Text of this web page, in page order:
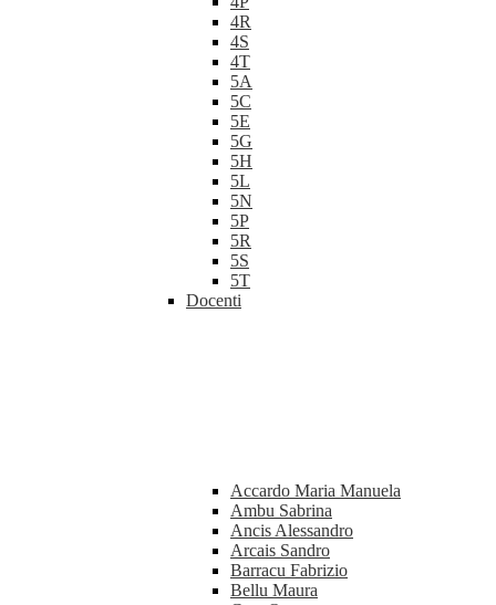
4R
4S
4T
5A
5C
5E
5G
5H
5L
5N
5P
5R
5S
5T
Docenti
Accardo Maria Manuela
Ambu Sabrina
Ancis Alessandro
Arcais Sandro
Barracu Fabrizio
Bellu Maura